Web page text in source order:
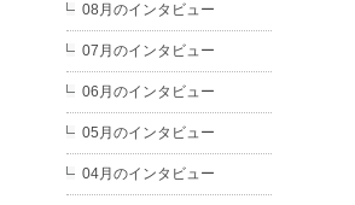
08月のインタビュー
07月のインタビュー
06月のインタビュー
05月のインタビュー
04月のインタビュー